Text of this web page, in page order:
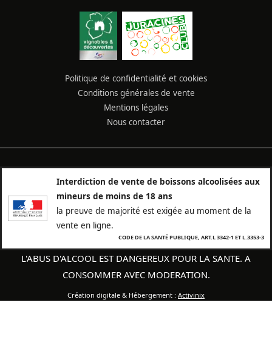
Politique de confidentialité et cookies
Conditions générales de vente
Mentions légales
Nous contacter
Interdiction de vente de boissons alcoolisées aux
mineurs de moins de 18 ans
la preuve de majorité est exigée au moment de la
vente en ligne.
CODE DE LA SANTÉ PUBLIQUE, ART.L 3342-1 ET L.3353-3
L'ABUS D'ALCOOL EST DANGEREUX POUR LA SANTE. A
CONSOMMER AVEC MODERATION.
Création digitale & Hébergement : Activinix